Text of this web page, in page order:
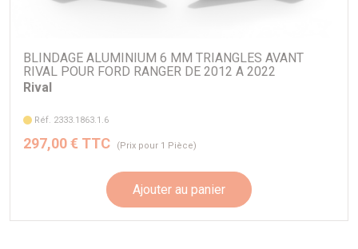
BLINDAGE ALUMINIUM 6 MM TRIANGLES AVANT
RIVAL POUR FORD RANGER DE 2012 A 2022
Rival
Réf. 2333.1863.1.6
297,00 € TTC (Prix pour 1 Pièce)
Ajouter au panier